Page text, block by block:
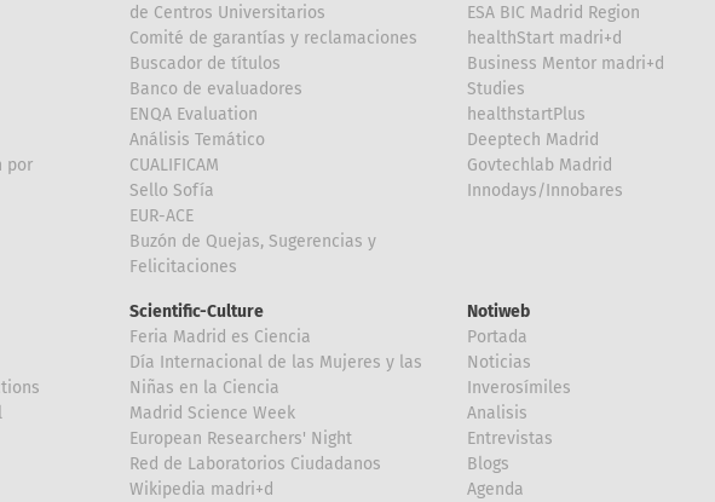
por
de Centros Universitarios
Comité de garantías y reclamaciones
Buscador de títulos
Banco de evaluadores
ENQA Evaluation
Análisis Temático
CUALIFICAM
Sello Sofía
EUR-ACE
Buzón de Quejas, Sugerencias y
Felicitaciones
ESA BIC Madrid Region
healthStart madri+d
Business Mentor madri+d
Studies
healthstartPlus
Deeptech Madrid
Govtechlab Madrid
Innodays/Innobares
Scientific-Culture
Feria Madrid es Ciencia
Día Internacional de las Mujeres y las
Niñas en la Ciencia
Madrid Science Week
European Researchers' Night
Red de Laboratorios Ciudadanos
Wikipedia madri+d
Notiweb
Portada
Noticias
Inverosímiles
Analisis
Entrevistas
Blogs
Agenda